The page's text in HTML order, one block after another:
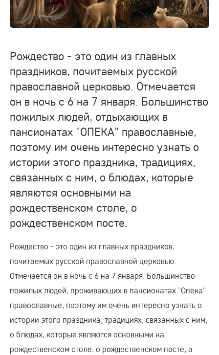
Рождество - это один из главных
праздников, почитаемых русской
православной церковью. Отмечается
он в ночь с 6 на 7 января. Большинство
пожилых людей, отдыхающих в
пансионатах "ОПЕКА" православные,
поэтому им очень интересно узнать о
истории этого праздника, традициях,
связанных с ним, о блюдах, которые
являются основными на
рождественском столе, о
рождественском посте.
Рождество - это один из главных праздников,
почитаемых русской православной церковью.
Отмечается он в ночь с 6 на 7 января. Большинство
пожилых людей, проживающих в пансионатах "Опека"
православные, поэтому им очень интересно узнать о
истории этого праздника, традициях, связанных с ним,
о блюдах, которые являются основными на
рождественском столе, о рождественском посте, а